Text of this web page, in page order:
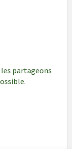
les partageons